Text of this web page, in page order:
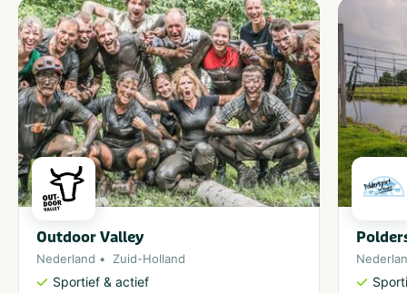
Outdoor Valley
Nederland Zuid-Holland
Sportief & actief